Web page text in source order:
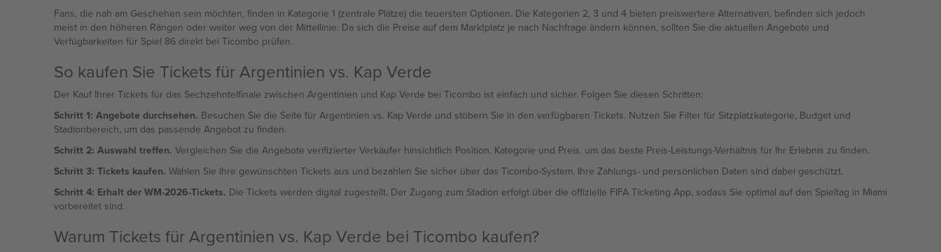
Fans, die nah am Geschehen sein möchten, finden in Kategorie 1 (zentrale Plätze) die teuersten Optionen. Die Kategorien 2, 3 und 4 bieten preiswertere Alternativen, befinden sich jedoch
meist in den höheren Rängen oder weiter weg von der Mittellinie. Da sich die Preise auf dem Marktplatz je nach Nachfrage ändern können, sollten Sie die aktuellen Angebote und
Verfügbarkeiten für Spiel 86 direkt bei Ticombo prüfen.
So kaufen Sie Tickets für Argentinien vs. Kap Verde
Der Kauf Ihrer Tickets für das Sechzehntelfinale zwischen Argentinien und Kap Verde bei Ticombo ist einfach und sicher. Folgen Sie diesen Schritten:
Schritt 1: Angebote durchsehen. Besuchen Sie die Seite für Argentinien vs. Kap Verde und stöbern Sie in den verfügbaren Tickets. Nutzen Sie Filter für Sitzplatzkategorie, Budget und
Stadionbereich, um das passende Angebot zu finden.
Schritt 2: Auswahl treffen. Vergleichen Sie die Angebote verifizierter Verkäufer hinsichtlich Position, Kategorie und Preis, um das beste Preis-Leistungs-Verhältnis für Ihr Erlebnis zu finden.
Schritt 3: Tickets kaufen. Wählen Sie Ihre gewünschten Tickets aus und bezahlen Sie sicher über das Ticombo-System. Ihre Zahlungs- und persönlichen Daten sind dabei geschützt.
Schritt 4: Erhalt der WM-2026-Tickets. Die Tickets werden digital zugestellt. Der Zugang zum Stadion erfolgt über die offizielle FIFA Ticketing App, sodass Sie optimal auf den Spieltag in Miami
vorbereitet sind.
Warum Tickets für Argentinien vs. Kap Verde bei Ticombo kaufen?